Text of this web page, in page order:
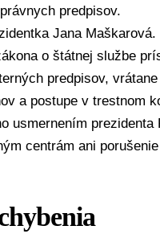
predpisov.
Jana Maškarová.
o štátnej službe
predpisov,
a postupe v trestnom
usmernením
centrám ani